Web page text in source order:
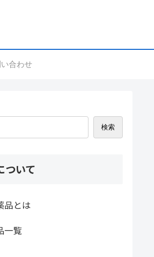
い合わせ
検索
ついて
品とは
一覧